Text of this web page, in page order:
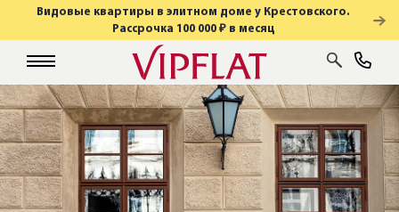
Видовые квартиры в элитном доме у Крестовского.
Рассрочка 100 000 ₽ в месяц